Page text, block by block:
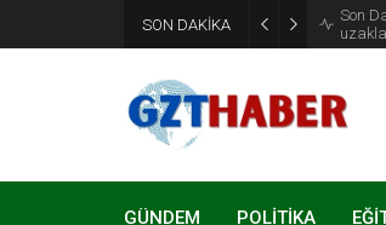
SON DAKİKA
Son
GÜNDEM POLİTİKA